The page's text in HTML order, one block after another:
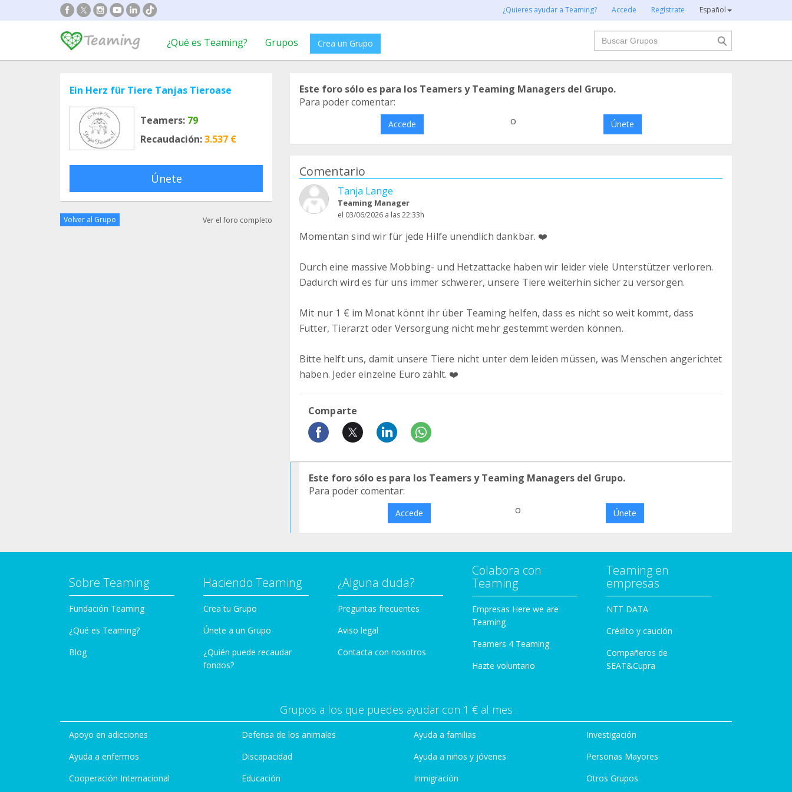
¿Quieres ayudar a Teaming? Accede Regístrate Español
¿Qué es Teaming? Grupos Crea un Grupo
Buscar
Ein Herz für Tiere Tanjas Tieroase
Teamers: 79
Recaudación:3.537 €
Únete
Volver al Grupo Ver el foro completo
Este foro sólo es para los Teamers y Teaming Managers del Grupo.
Para poder comentar:
Accede o Únete
Comentario
Tanja Lange
Teaming Manager
el 03/06/2026 a las 22:33h
Momentan sind wir für jede Hilfe unendlich dankbar. ❤️
Durch eine massive Mobbing- und Hetzattacke haben wir leider viele Unterstützer verloren.
Dadurch wird es für uns immer schwerer, unsere Tiere weiterhin sicher zu versorgen.
Mit nur 1 € im Monat könnt ihr über Teaming helfen, dass es nicht so weit kommt, dass
Futter, Tierarzt oder Versorgung nicht mehr gestemmt werden können.
Bitte helft uns, damit unsere Tiere nicht unter dem leiden müssen, was Menschen angerichtet
haben. Jeder einzelne Euro zählt. ❤️
Comparte
Este foro sólo es para los Teamers y Teaming Managers del Grupo.
Para poder comentar:
Accede o Únete
Sobre Teaming
Fundación Teaming
¿Qué es Teaming?
Blog
Haciendo Teaming
Crea tu Grupo
Únete a un Grupo
¿Quién puede recaudar
fondos?
¿Alguna duda?
Preguntas frecuentes
Aviso legal
Contacta con nosotros
Colabora con
Teaming
Empresas Here we are
Teaming
Teamers 4 Teaming
Hazte voluntario
Teaming en
empresas
NTT DATA
Crédito y caución
Compañeros de
SEAT&Cupra
Grupos a los que puedes ayudar con 1 € al mes
Apoyo en adicciones
Ayuda a enfermos
Cooperación Internacional
Defensa de los animales
Discapacidad
Educación
Ayuda a familias
Ayuda a niños y jóvenes
Inmigración
Investigación
Personas Mayores
Otros Grupos